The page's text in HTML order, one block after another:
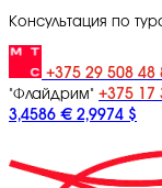
Консультация по
+375 29 508 48
"Флайдрим" +375 17
3,4586 € 2,9974 $